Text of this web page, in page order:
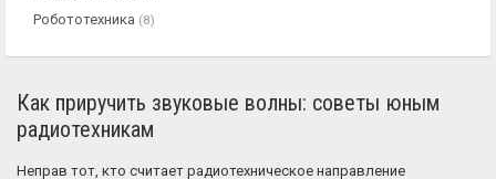
Робототехника (8)
Как приручить звуковые волны: советы юным
радиотехникам
Неправ тот, кто считает радиотехническое направление